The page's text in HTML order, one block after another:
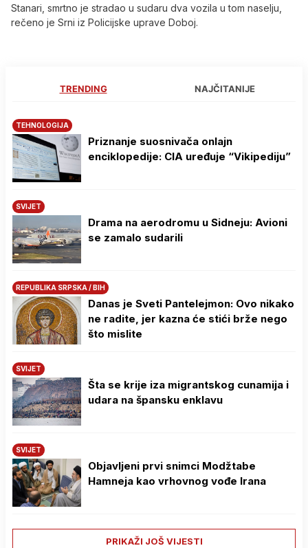
Stanari, smrtno je stradao u sudaru dva vozila u tom naselju,
rečeno je Srni iz Policijske uprave Doboj.
TRENDING NAJČITANIJE
TEHNOLOGIJA
Priznanje suosnivača onlajn
enciklopedije: CIA uređuje “Vikipediju”
SVIJET
Drama na aerodromu u Sidneju: Avioni
se zamalo sudarili
REPUBLIKA SRPSKA / BIH
Danas je Sveti Pantelejmon: Ovo nikako
ne radite, jer kazna će stići brže nego
što mislite
SVIJET
Šta se krije iza migrantskog cunamija i
udara na špansku enklavu
SVIJET
Objavljeni prvi snimci Modžtabe
Hamneja kao vrhovnog vođe Irana
PRIKAŽI JOŠ VIJESTI